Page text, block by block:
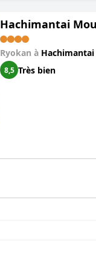
Hachimantai
Ryokan à Hachimantai
8,5 Très bien